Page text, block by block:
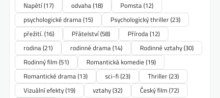
Napětí(17) odvaha(18) Pomsta(12)
psychologické drama(15) Psychologický thriller(23)
přežití. (16) Přátelství(58) Příroda(12)
rodina(21) rodinné drama(14) Rodinné vztahy(30)
Rodinný film (51) Romantická komedie (19)
Romantické drama(13) sci-fi (23) Thriller(23)
Vizuální efekty(19) vztahy(32) Český film (72)